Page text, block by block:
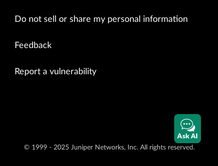
Do not sell or share my personal information
Feedback
Report a vulnerability
© 1999 - 2025 Juniper Networks, Inc. All rights reserved.
Ask AI